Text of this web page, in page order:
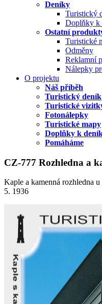
Deníky
Turistický
Doplňky k
Ostatní
Turistické
Odměny
Reklamní
Nálepky
O projektu
Náš příběh
Turistický deník
Turistické
Fotonálepky
Turistické mapy
Doplňky k
Pomáháme
CZ-777 Rozhledna a
Kaple a kamenná rozhledna
5. 1936